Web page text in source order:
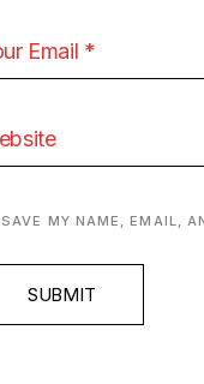
SAVE MY NAME, EMAIL,
SUBMIT